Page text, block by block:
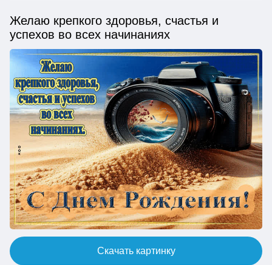
Желаю крепкого здоровья, счастья и
успехов во всех начинаниях
Скачать картинку